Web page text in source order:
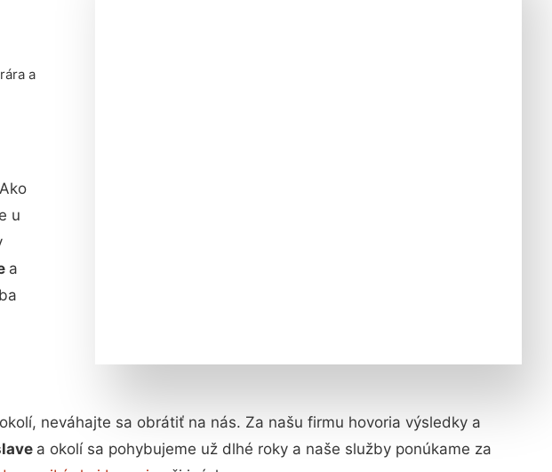
a
u
a
neváhajte sa obrátiť na nás. Za našu firmu hovoria výsledky a
a okolí sa pohybujeme už dlhé roky a naše služby ponúkame za